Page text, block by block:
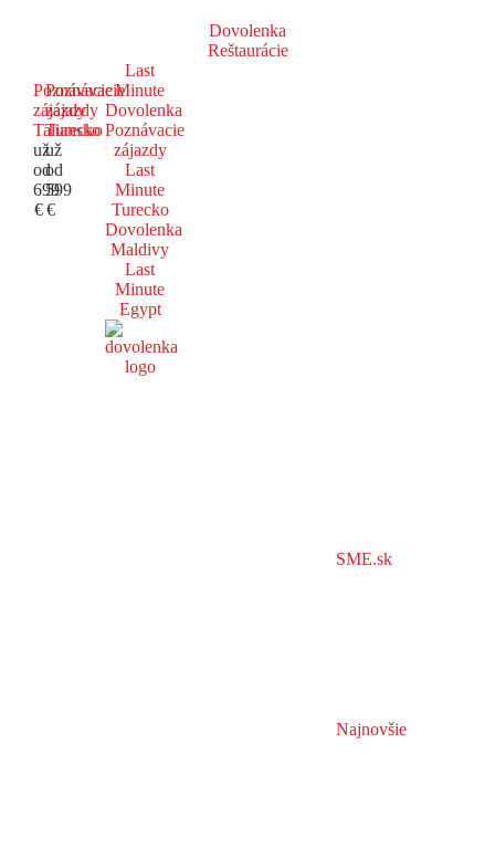
Dovolenka
Reštaurácie
Poznávacie
zájazdy
Taliansko
už
od
699
€
Poznávacie
zájazdy
Turecko
už
od
599
€
Last
Minute
Dovolenka
Poznávacie
zájazdy
Last
Minute
Turecko
Dovolenka
Maldivy
Last
Minute
Egypt
SME.sk
Najnovšie